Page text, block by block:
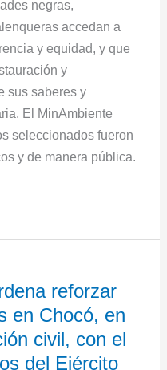
negras,
accedan a
y equidad, y que
y
sus saberes y
El MinAmbiente
seleccionados fueron
y de manera pública.
reforzar
en Chocó, en
civil, con el
del Ejército